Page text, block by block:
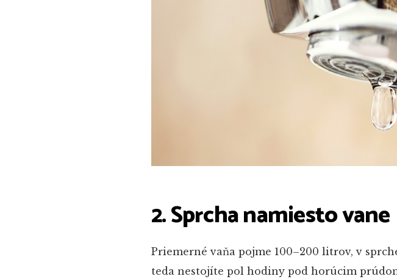
2. Sprcha namiesto vane
Priemerné vaňa pojme 100–200 litrov, v
teda nestojíte pol hodiny pod horúcim